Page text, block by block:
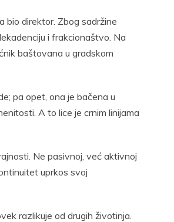
bio direktor. Zbog sadržine
i frakcionaštvo. Na
baštovana u gradskom
pa opet, ona je bačena u
A to lice je crnim linijama
Ne pasivnoj, već aktivnoj
uprkos svoj
razlikuje od drugih životinja.